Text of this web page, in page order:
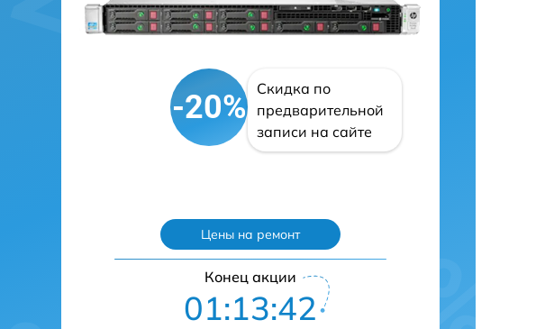
-20%
Скидка по
предварительной
записи на сайте
Цены на ремонт
Конец акции
01:13:41